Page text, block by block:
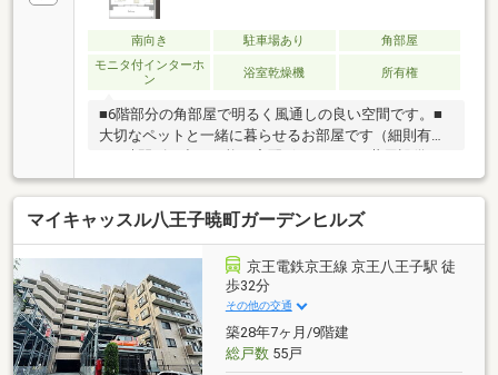
南向き 駐車場あり
角部屋
モニタ付インターホ
ン
浴室乾燥機 所有権
■6階部分の角部屋で明るく風通しの良い空間です。■
大切なペットと一緒に暮らせるお部屋です（細則有）
充実！■コンビニまで徒歩約1分とお買い物に便利な環
境です。【３６５日 年中無休】見学予約システムに
対象日付が指定できない場合でも、原則即日ご対応可
能です。定休日を設けない対応力でお客様の見たい知
りたいを叶えます。【住宅ローンに強い！】指定機関
はなく、都市銀行をはじめ各金融機関と取引可能！無
理のないプランをご提案させていただきます。【グル
ープ創業50年】確かな実績と安心のアフターサポート
でお客様ファーストを実現いたします。
マイキャッスル八王子暁町ガーデンヒルズ
京王電鉄京王線 京王八王子駅 徒
歩32分
その他の交通
築28年7ヶ月/9階建
総戸数55戸